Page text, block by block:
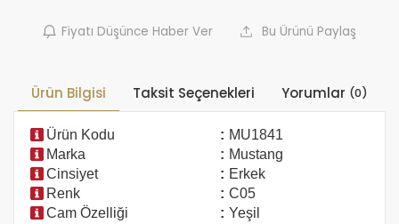
Fiyatı Düşünce Haber Ver Bu Ürünü Paylaş
Ürün Bilgisi Taksit Seçenekleri Yorumlar (0)
Ürün Kodu : MU1841
Marka
: Mustang
Cinsiyet
: Erkek
Renk
: C05
Cam Özelliği
: Yeşil